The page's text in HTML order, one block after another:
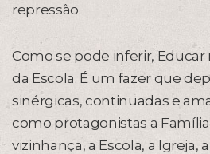
repressão.
Como se pode inferir, Educar
da Escola. É um fazer que
sinérgicas, continuadas e
como protagonistas a
vizinhança, a Escola, a Igreja,